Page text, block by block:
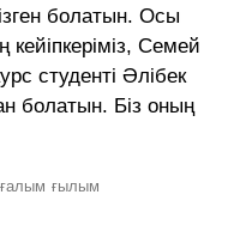
болатын. Осы
кейіпкеріміз, Семей
студенті Әлібек
болатын. Біз оның
ғалым ғылым